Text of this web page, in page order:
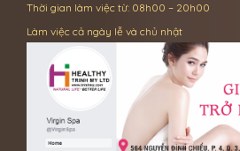
Thời gian làm việc từ: 08h00 – 20h00
Làm việc cả ngày lễ và chủ nhật